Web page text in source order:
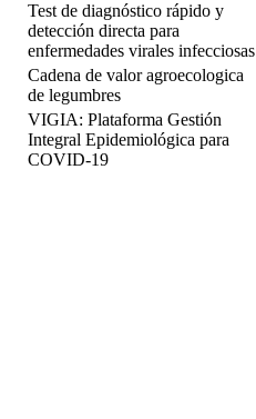
Test de diagnóstico rápido y
detección directa para
enfermedades virales infecciosas
Cadena de valor agroecologica
de legumbres
VIGIA: Plataforma Gestión
Integral Epidemiológica para
COVID-19